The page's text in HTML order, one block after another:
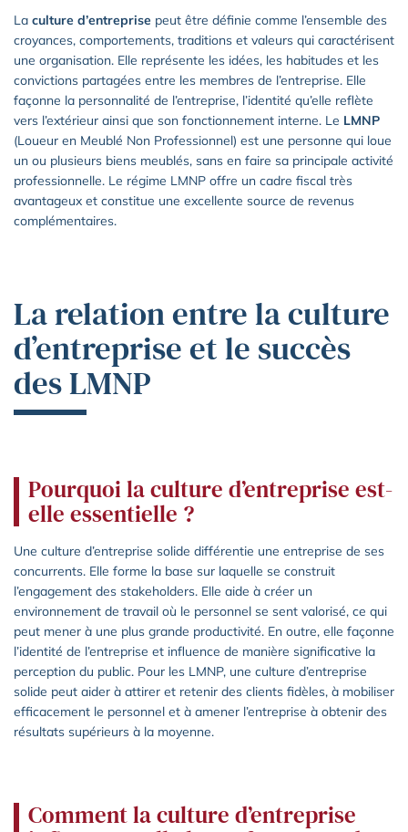
La culture d’entreprise peut être définie comme l’ensemble des
croyances, comportements, traditions et valeurs qui caractérisent
une organisation. Elle représente les idées, les habitudes et les
convictions partagées entre les membres de l’entreprise. Elle
façonne la personnalité de l’entreprise, l’identité qu’elle reflète
vers l’extérieur ainsi que son fonctionnement interne. Le LMNP
(Loueur en Meublé Non Professionnel) est une personne qui loue
un ou plusieurs biens meublés, sans en faire sa principale activité
professionnelle. Le régime LMNP offre un cadre fiscal très
avantageux et constitue une excellente source de revenus
complémentaires.
La relation entre la culture
d’entreprise et le succès
des LMNP
Pourquoi la culture d’entreprise est-
elle essentielle ?
Une culture d’entreprise solide différentie une entreprise de ses
concurrents. Elle forme la base sur laquelle se construit
l’engagement des stakeholders. Elle aide à créer un
environnement de travail où le personnel se sent valorisé, ce qui
peut mener à une plus grande productivité. En outre, elle façonne
l’identité de l’entreprise et influence de manière significative la
perception du public. Pour les LMNP, une culture d’entreprise
solide peut aider à attirer et retenir des clients fidèles, à mobiliser
efficacement le personnel et à amener l’entreprise à obtenir des
résultats supérieurs à la moyenne.
Comment la culture d’entreprise